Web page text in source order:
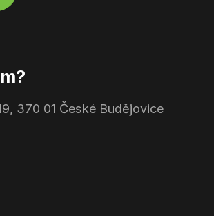
370 01 České Budějovice